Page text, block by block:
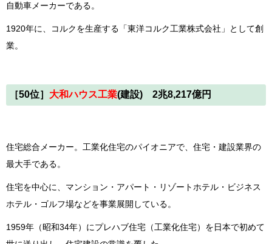
自動車メーカーである。
1920年に、コルクを生産する「東洋コルク工業株式会社」として創
業。
［50位］ 大和ハウス工業(建設) 2兆8,217億円
住宅総合メーカー。工業化住宅のパイオニアで、住宅・建設業界の
最大手である。
住宅を中心に、マンション・アパート・リゾートホテル・ビジネス
ホテル・ゴルフ場などを事業展開している。
1959年（昭和34年）にプレハブ住宅（工業化住宅）を日本で初めて